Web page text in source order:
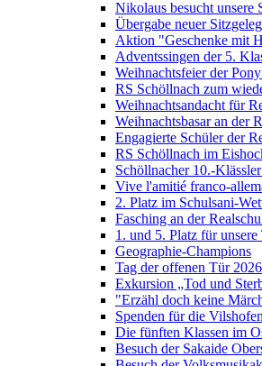
Nikolaus besucht unsere
Übergabe neuer
Aktion "Geschenke mit
Adventssingen der 5.
Weihnachtsfeier der
RS Schöllnach zum
Weihnachtsandacht für
Weihnachtsbasar an der
Engagierte Schüler der
RS Schöllnach im
Schöllnacher 10.-
Vive l'amitié franco-
2. Platz im Schulsani-
Fasching an der
1. und 5. Platz für unsere
Geographie-Champions
Tag der offenen Tür 2026
Exkursion „Tod und
"Erzähl doch keine
Spenden für die
Die fünften Klassen im
Besuch der Sakaide